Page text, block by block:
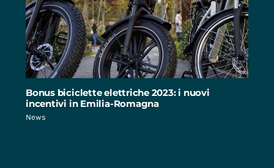
Bonus biciclette elettriche 2023: i nuovi
incentivi in Emilia-Romagna
News